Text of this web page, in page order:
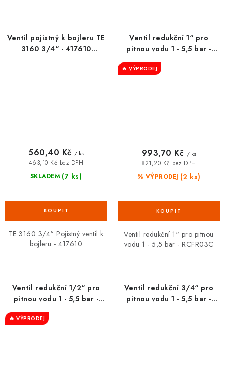
Ventil pojistný k bojleru TE
3160 3/4“ - 417610
SKLADEM (7 ks)
463,10 Kč bez DPH
560,40 Kč / ks
TE 3160 3/4“ Pojistný ventil k
bojleru - 417610
Ventil redukční 1“ pro
pitnou vodu 1 - 5,5 bar -
🔥 VÝPRODEJ
% VÝPRODEJ (2 ks)
821,20 Kč bez DPH
993,70 Kč / ks
Ventil redukční 1“ pro pitnou
vodu 1 - 5,5 bar - RCFR03C
Ventil redukční 1/2“ pro
pitnou vodu 1 - 5,5 bar -
RCFR01C
🔥 VÝPRODEJ
Ventil redukční 3/4“ pro
pitnou vodu 1 - 5,5 bar -